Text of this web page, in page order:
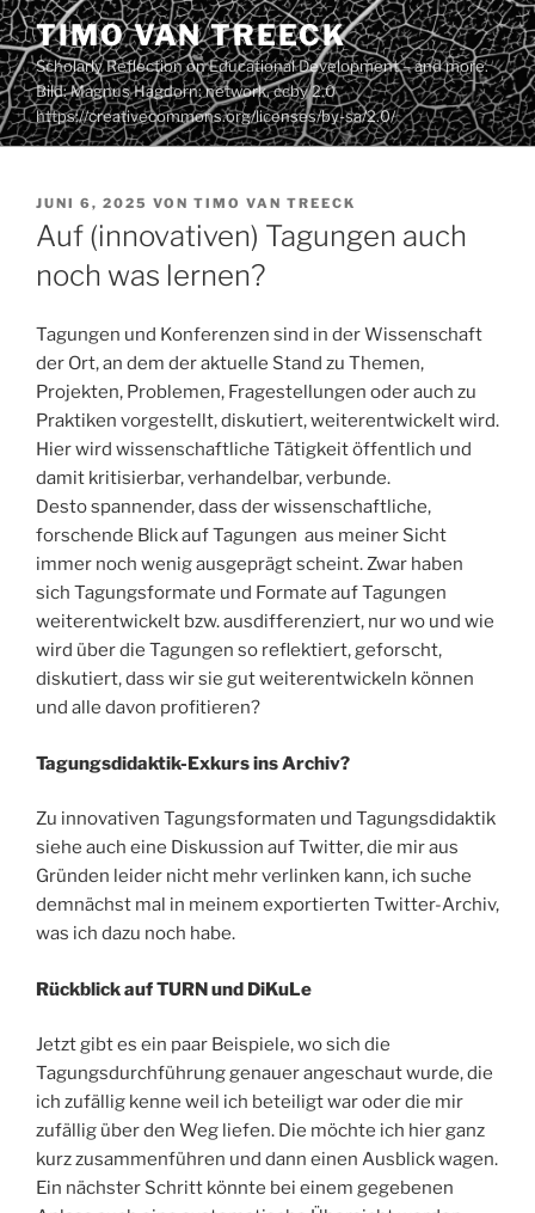
Zum
Inhalt
springen
TIMO VAN TREECK
Scholarly Reflection on Educational Development – and more.
Bild: Magnus Hagdorn: network. ccby 2.0
https://creativecommons.org/licenses/by-sa/2.0/
VERÖFFENTLICHT
AM
JUNI 6, 2025 VON TIMO VAN TREECK
Auf (innovativen) Tagungen auch
noch was lernen?
Tagungen und Konferenzen sind in der Wissenschaft
der Ort, an dem der aktuelle Stand zu Themen,
Projekten, Problemen, Fragestellungen oder auch zu
Praktiken vorgestellt, diskutiert, weiterentwickelt wird.
Hier wird wissenschaftliche Tätigkeit öffentlich und
damit kritisierbar, verhandelbar, verbunde.
Desto spannender, dass der wissenschaftliche,
forschende Blick auf Tagungen aus meiner Sicht
immer noch wenig ausgeprägt scheint. Zwar haben
sich Tagungsformate und Formate auf Tagungen
weiterentwickelt bzw. ausdifferenziert, nur wo und wie
wird über die Tagungen so reflektiert, geforscht,
diskutiert, dass wir sie gut weiterentwickeln können
und alle davon profitieren?
Tagungsdidaktik-Exkurs ins Archiv?
Zu innovativen Tagungsformaten und Tagungsdidaktik
siehe auch eine Diskussion auf Twitter, die mir aus
Gründen leider nicht mehr verlinken kann, ich suche
demnächst mal in meinem exportierten Twitter-Archiv,
was ich dazu noch habe.
Rückblick auf TURN und DiKuLe
Jetzt gibt es ein paar Beispiele, wo sich die
Tagungsdurchführung genauer angeschaut wurde, die
ich zufällig kenne weil ich beteiligt war oder die mir
zufällig über den Weg liefen. Die möchte ich hier ganz
kurz zusammenführen und dann einen Ausblick wagen.
Ein nächster Schritt könnte bei einem gegebenen